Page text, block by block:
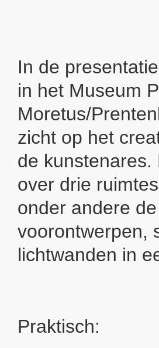
In de
in het Museum
Moretus/
zicht op het
de
over drie
onder andere
voorontwerpen,
lichtwanden in
Praktisch: